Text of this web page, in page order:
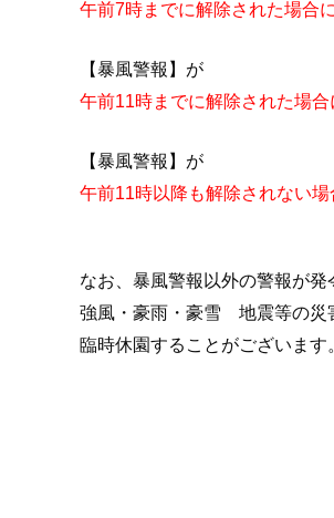
午前7時までに解除された場合
【暴風警報】が
午前11時までに解除された場合
【暴風警報】が
午前11時以降も解除されない場
なお、暴風警報以外の警報が発
強風・豪雨・豪雪 地震等の災
臨時休園することがございます